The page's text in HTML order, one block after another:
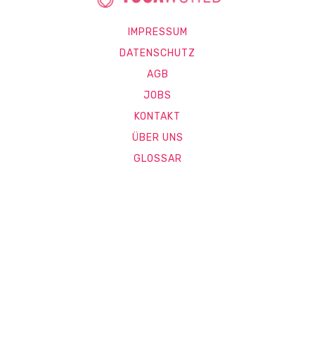
IMPRESSUM
DATENSCHUTZ
AGB
JOBS
KONTAKT
ÜBER UNS
GLOSSAR